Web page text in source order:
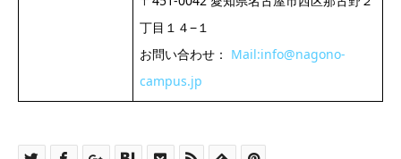
丁目１４−１
お問い合わせ： Mail:info@nagono-
campus.jp